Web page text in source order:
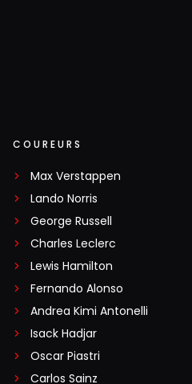
COUREURS
Max Verstappen
Lando Norris
George Russell
Charles Leclerc
Lewis Hamilton
Fernando Alonso
Andrea Kimi Antonelli
Isack Hadjar
Oscar Piastri
Carlos Sainz